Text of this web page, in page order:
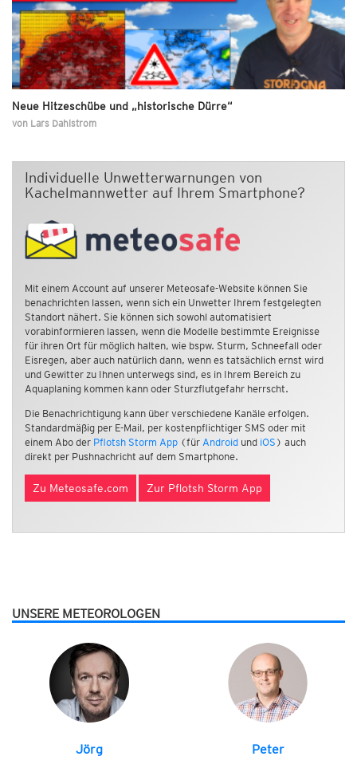
Neue Hitzeschübe und „historische Dürre“
von Lars Dahlstrom
Individuelle Unwetterwarnungen von
Kachelmannwetter auf Ihrem Smartphone?
Mit einem Account auf unserer Meteosafe-Website können Sie
benachrichten lassen, wenn sich ein Unwetter Ihrem festgelegten
Standort nähert. Sie können sich sowohl automatisiert
vorabinformieren lassen, wenn die Modelle bestimmte Ereignisse
für ihren Ort für möglich halten, wie bspw. Sturm, Schneefall oder
Eisregen, aber auch natürlich dann, wenn es tatsächlich ernst wird
und Gewitter zu Ihnen unterwegs sind, es in Ihrem Bereich zu
Aquaplaning kommen kann oder Sturzflutgefahr herrscht.
Die Benachrichtigung kann über verschiedene Kanäle erfolgen.
Standardmäßig per E-Mail, per kostenpflichtiger SMS oder mit
einem Abo der Pflotsh Storm App (für Android und iOS ) auch
direkt per Pushnachricht auf dem Smartphone.
Zu Meteosafe.com Zur Pflotsh Storm App
UNSERE METEOROLOGEN
Jörg Peter